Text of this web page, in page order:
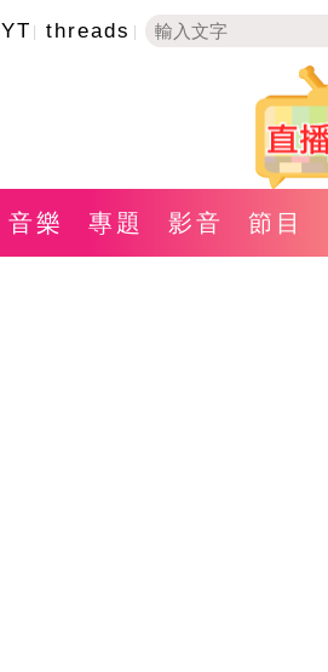
YT threads
音樂 專題 影音 節目